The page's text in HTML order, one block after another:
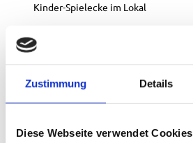
Zustimmung Details
Diese Webseite verwendet Cookies
Kinder-Spielecke im Lokal
Parkplätze vorhanden
musikantenfreundliches Wirtshaus